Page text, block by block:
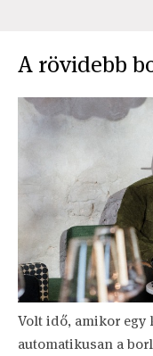
A rövidebb
Volt idő, amikor egy
automatikusan a